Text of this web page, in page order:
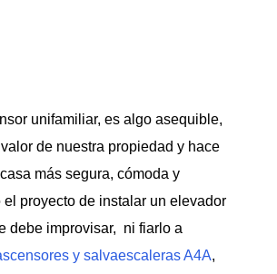
unifamiliar, es algo asequible,
de nuestra propiedad y hace
más segura, cómoda y
proyecto de instalar un elevador
debe improvisar, ni fiarlo a
y salvaescaleras A4A,